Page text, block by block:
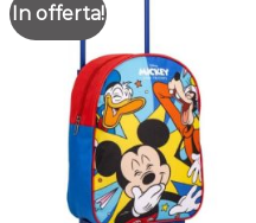
In offerta!